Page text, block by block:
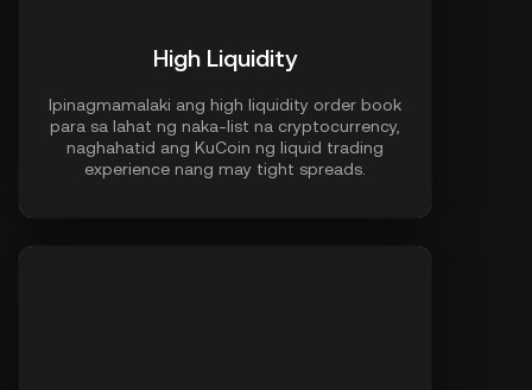
High Liquidity
Ipinagmamalaki ang high liquidity order book
para sa lahat ng naka-list na cryptocurrency,
naghahatid ang KuCoin ng liquid trading
experience nang may tight spreads.